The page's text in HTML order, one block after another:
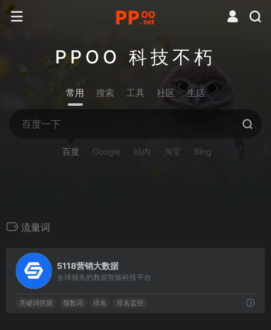
PPOO 科技不朽
常用 搜索 工具 社区 生活
百度 Google 站内 淘宝 Bing
流量词
5118营销大数据
全球领先的数据智能科技平台
关键词挖掘 指数词 排名 排名监控